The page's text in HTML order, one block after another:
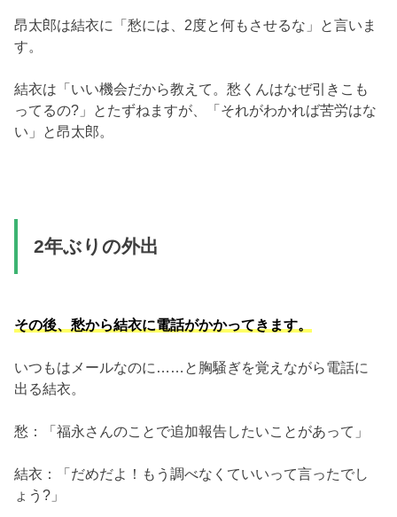
昂太郎は結衣に「愁には、2度と何もさせるな」と言いま
す。
結衣は「いい機会だから教えて。愁くんはなぜ引きこも
ってるの?」とたずねますが、「それがわかれば苦労はな
い」と昂太郎。
2年ぶりの外出
その後、愁から結衣に電話がかかってきます。
いつもはメールなのに……と胸騒ぎを覚えながら電話に
出る結衣。
愁：「福永さんのことで追加報告したいことがあって」
結衣：「だめだよ！もう調べなくていいって言ったでし
ょう?」